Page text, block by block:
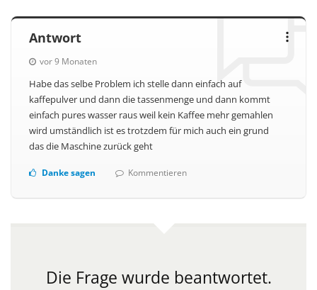
Antwort
vor 9 Monaten
Habe das selbe Problem ich stelle dann einfach auf
kaffepulver und dann die tassenmenge und dann kommt
einfach pures wasser raus weil kein Kaffee mehr gemahlen
wird umständlich ist es trotzdem für mich auch ein grund
das die Maschine zurück geht
Danke sagen Kommentieren
Die Frage wurde beantwortet.